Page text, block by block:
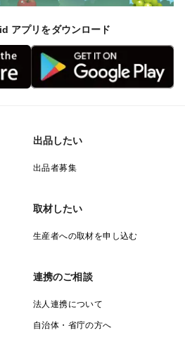
アプリをダウンロード
出品したい
出品者募集
取材したい
生産者への取材を申し込む
連携のご相談
法人連携について
自治体・省庁の方へ